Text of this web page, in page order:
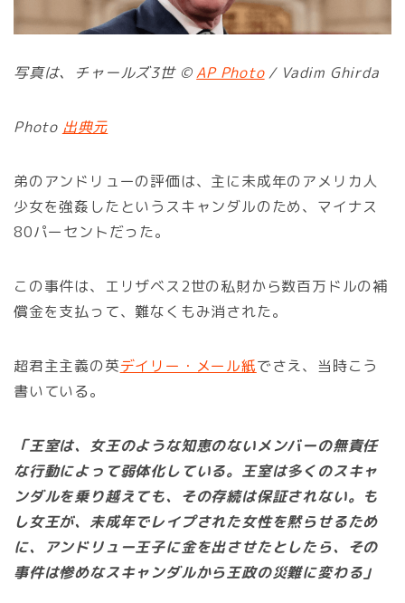
写真は、チャールズ3世 ©AP Photo/ Vadim Ghirda
Photo 出典元
弟のアンドリューの評価は、主に未成年のアメリカ人
少女を強姦したというスキャンダルのため、マイナス
80パーセントだった。
この事件は、エリザベス2世の私財から数百万ドルの補
償金を支払って、難なくもみ消された。
超君主主義の英デイリー・メール紙でさえ、当時こう
書いている。
「王室は、女王のような知恵のないメンバーの無責任
な行動によって弱体化している。王室は多くのスキャ
ンダルを乗り越えても、その存続は保証されない。も
し女王が、未成年でレイプされた女性を黙らせるため
に、アンドリュー王子に金を出させたとしたら、その
事件は惨めなスキャンダルから王政の災難に変わる」